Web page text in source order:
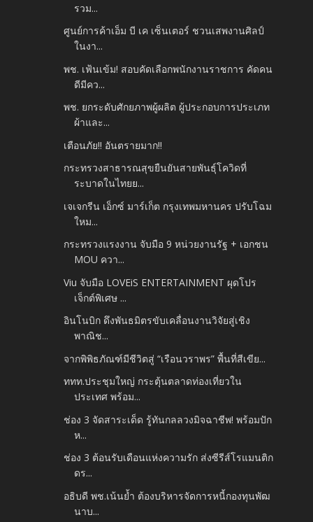
รวม...
ศูนย์การค้าเอ็ม บี เค เซ็นเตอร์ ชวนเสพงานศิลป์
ในงา...
พช. เฟ้นเข้ม! สอบคัดเลือกพนักงานราชการ คัดคน
ดีมีคว...
พช. ยกระดับศักยภาพผู้ผลิต ผู้ประกอบการประเภท
ผ้าและ...
เตือนภัย!! อันตรายมาก!!
กระทรวงสาธารณสุขยืนยันสายพันธุ์โควิดที่
ระบาดในไทยย...
เจเจกรีน เอ็กซ์ มาร์เก็ต กรุงเทพมหานคร ปรับโฉม
ใหม...
กระทรวงแรงงาน จับมือ 9 หน่วยงานรัฐ + เอกชน
MOU ควา...
Viu จับมือ LOVEiS ENTERTAINMENT ผุดโปร
เจ็กต์พิเศษ ...
อินโนบิก ดึงพันธมิตรขับเคลื่อนงานวิจัยสู่เชิง
พาณิช...
จากพิพิธภัณฑ์มีชีวิตสู่ “เรือนวราพร” พื้นที่สีเขีย...
ททท.ประชุมใหญ่ กระตุ้นตลาดท่องเที่ยวใน
ประเทศ พร้อม...
ช่อง 3 จัดสาระเด็ด รู้ทันกลลวงมิจฉาชีพ! พร้อมปัก
ห...
ช่อง 3 ต้อนรับเดือนแห่งความรัก ส่งซีรีส์โรแมนติก
ดร...
อธิบดี พช.เน้นย้ำ ต้องบริหารจัดการหนี้กองทุนพัฒ
นาบ...